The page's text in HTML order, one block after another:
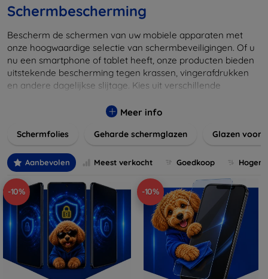
Schermbescherming
Bescherm de schermen van uw mobiele apparaten met
onze hoogwaardige selectie van schermbeveiligingen. Of u
nu een smartphone of tablet heeft, onze producten bieden
uitstekende bescherming tegen krassen, vingerafdrukken
en andere dagelijkse slijtage. Kies uit verschillende
passen bij uw apparaat en uw kijkervaring verbeteren
beïnvloeden. Verleng de levensduur van uw toestel en
duurzame en betaalbare schermbeschermers. Ontdek
vandaag nog onze brede collectie en vind de perfecte
bescherming voor uw apparaat!
Meer info
Schermfolies Geharde schermglazen Glazen voor
Aanbevolen Meest verkocht Goedkoop
-10% -10%